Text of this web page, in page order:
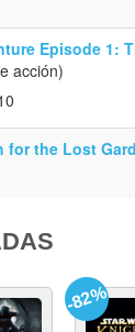
Episode 1:
acción)
for the Lost
-82%